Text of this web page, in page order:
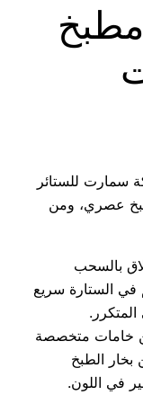
سمارت للستائر
مطبخ عصري، ومن
بالسحب
في الستارة سريع
خامات متخصصة
الطبخ
في اللون.